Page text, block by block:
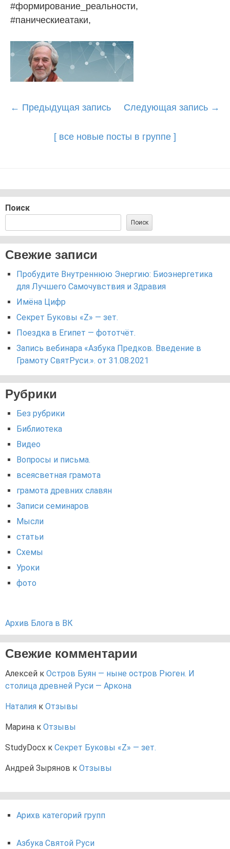
#формирование_реальности,
#паническиеатаки,
Post
← Предыдущая запись Следующая запись →
[ все новые посты в группе ]
Поиск
Поиск
Свежие записи
Пробудите Внутреннюю Энергию: Биоэнергетика
для Лучшего Самочувствия и Здравия
Имёна Цифр
Секрет Буковы «Z» — зет.
Поездка в Египет — фототчёт.
Запись вебинара «Азбука Предков. Введение в
Грамоту СвятРуси.». от 31.08.2021
Рубрики
Без рубрики
Библиотека
Видео
Вопросы и письма.
всеясветная грамота
грамота древних славян
Записи семинаров
Мысли
статьи
Схемы
Уроки
фото
Архив Блога в ВК
Свежие комментарии
Алексей к Остров Буян — ныне остров Рюген. И
столица древней Руси — Аркона
Наталия к Отзывы
Марина к Отзывы
StudyDocx к Секрет Буковы «Z» — зет.
Андрей Зырянов к Отзывы
Арихв категорий групп
Азбука Святой Руси